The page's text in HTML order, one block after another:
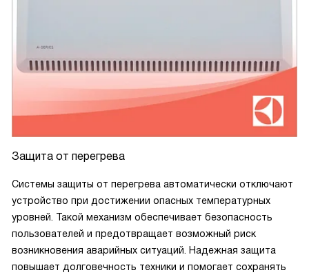
Защита от перегрева
Системы защиты от перегрева автоматически отключают
устройство при достижении опасных температурных
уровней. Такой механизм обеспечивает безопасность
пользователей и предотвращает возможный риск
возникновения аварийных ситуаций. Надежная защита
повышает долговечность техники и помогает сохранять